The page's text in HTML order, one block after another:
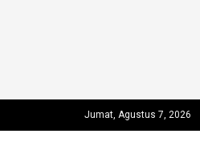
Jumat, Agustus 7, 2026